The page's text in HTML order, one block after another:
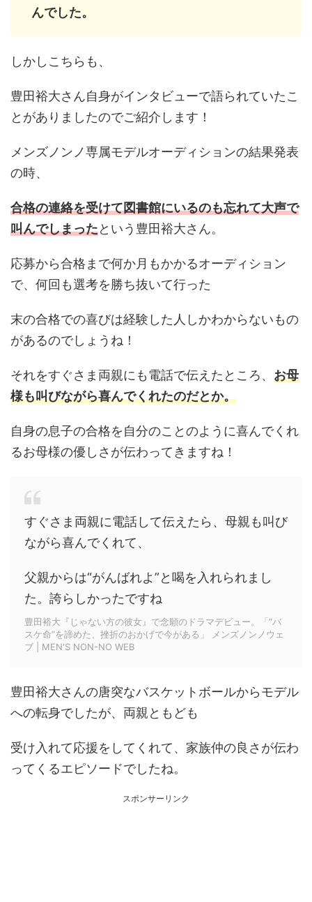
んでした。
しかしこちらも、
豊田裕大さん自身がインタビューで語られていたこ
とがありましたのでご紹介します！
メンズノンノ専属モデルオーディションの結果発表
の時、
合格の連絡を受けて図書館にいるのも忘れて大声で
叫んでしまったという豊田裕大さん。
応募から合格まで何か月もかかるオーディション
で、何回も選考を勝ち抜いて行った
末の合格での喜びは経験した人しかわからないもの
があるのでしょうね！
それをすぐさま両親にも電話で伝えたところ、 お母
様も叫びながら喜んでくれたのだとか。
自身の息子の合格を自分のことのように喜んでくれ
るお母様の優しさが伝わってきますね！
すぐさま両親に電話して伝えたら、母親も叫び
ながら喜んでくれて、
父親からは“がんばれよ”と喝を入れられまし
た。誇らしかったですね
豊田裕大『じゃない方の彼女』で念願のドラマデビュー。「“バ
スケ命”を諦めた、挫折のおかげで今がある」 メンズノンノウェ
ブ | MEN'S NON-NO WEB
豊田裕大さんの唐突なバスケットボールからモデル
への転身でしたが、両親ともども
受け入れて応援をしてくれて、家族仲の良さが伝わ
ってくるエピソードでしたね。
スポンサーリンク